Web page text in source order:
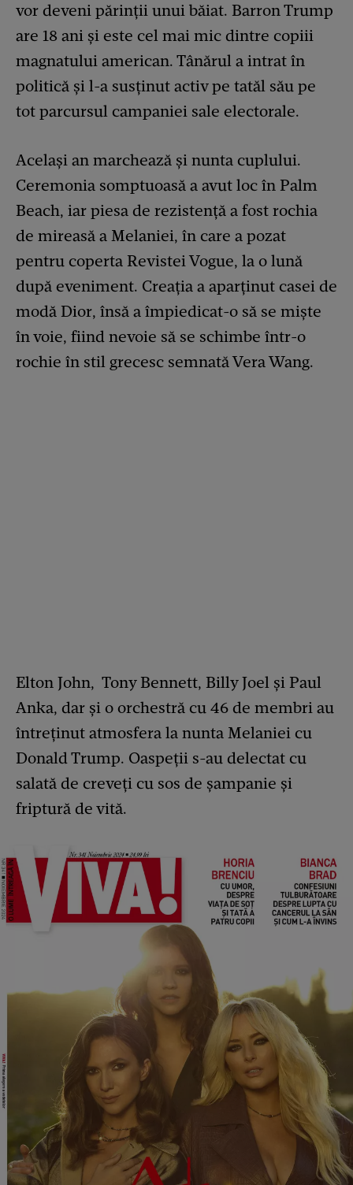
vor deveni părinții unui băiat. Barron Trump
are 18 ani și este cel mai mic dintre copiii
magnatului american. Tânărul a intrat în
politică și l-a susținut activ pe tatăl său pe
tot parcursul campaniei sale electorale.
Același an marchează și nunta cuplului.
Ceremonia somptuoasă a avut loc în Palm
Beach, iar piesa de rezistență a fost rochia
de mireasă a Melaniei, în care a pozat
pentru coperta Revistei Vogue, la o lună
după eveniment. Creația a aparținut casei de
modă Dior, însă a împiedicat-o să se miște
în voie, fiind nevoie să se schimbe într-o
rochie în stil grecesc semnată Vera Wang.
Elton John, Tony Bennett, Billy Joel și Paul
Anka, dar și o orchestră cu 46 de membri au
întreținut atmosfera la nunta Melaniei cu
Donald Trump. Oaspeții s-au delectat cu
salată de creveți cu sos de șampanie și
friptură de vită.